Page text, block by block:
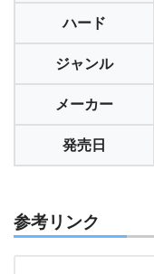
ハード
ジャンル
メーカー
発売日
参考リンク